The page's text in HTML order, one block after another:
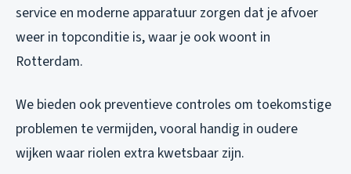
service en moderne apparatuur zorgen dat je afvoer
weer in topconditie is, waar je ook woont in
Rotterdam.
We bieden ook preventieve controles om toekomstige
problemen te vermijden, vooral handig in oudere
wijken waar riolen extra kwetsbaar zijn.